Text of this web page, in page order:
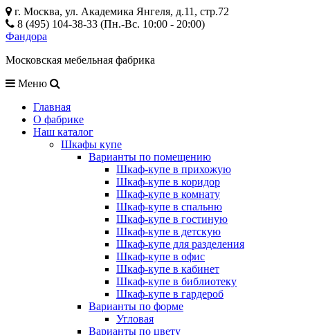
г. Москва, ул. Академика Янгеля, д.11, стр.72
8 (495) 104-38-33 (Пн.-Вс. 10:00 - 20:00)
Фандора
Московская мебельная фабрика
Меню
Главная
О фабрике
Наш каталог
Шкафы купе
Варианты по помещению
Шкаф-купе в прихожую
Шкаф-купе в коридор
Шкаф-купе в комнату
Шкаф-купе в спальню
Шкаф-купе в гостиную
Шкаф-купе в детскую
Шкаф-купе для разделения
Шкаф-купе в офис
Шкаф-купе в кабинет
Шкаф-купе в библиотеку
Шкаф-купе в гардероб
Варианты по форме
Угловая
Варианты по цвету